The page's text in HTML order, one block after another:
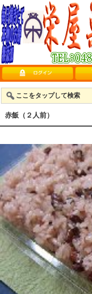
ここをタップして検索
赤飯（２人前）